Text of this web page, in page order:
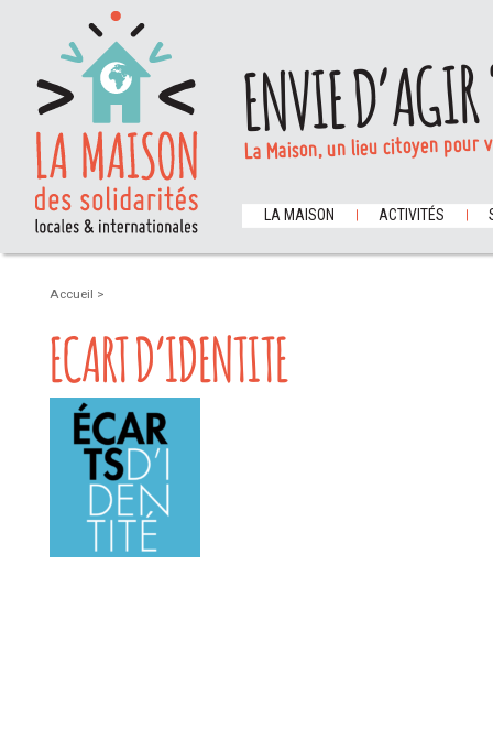
ENVIE
La Maison, un lieu citoyen
LA MAISON ACTIVITÉS
Accueil >
ECART D’IDENTITE